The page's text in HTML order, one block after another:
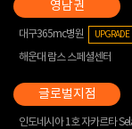
대구365mc병원 UPGRADE
해운대 람스 스페셜센터
인도네시아 1호 자카르타